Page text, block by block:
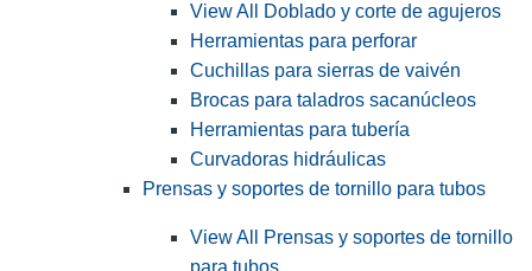
View All Doblado y corte de agujeros
Herramientas para perforar
Cuchillas para sierras de vaivén
Brocas para taladros sacanúcleos
Herramientas para tubería
Curvadoras hidráulicas
Prensas y soportes de tornillo para tubos
View All Prensas y soportes de tornillo